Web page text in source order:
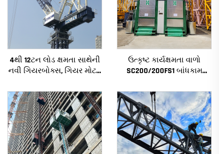
4થી 12ટન લોડ ક્ષમતા સાથેની
નવી ગિયરબોક્સ, ગિયર મોટર,
ટાવર ક્રેન
ઉત્કૃષ્ટ કાર્યક્ષમતા વાળો
SC200/200FS1 બાંધકામ
લિફ્ટ શાફ્ટ માટે આલ્જેરિયા
માટે